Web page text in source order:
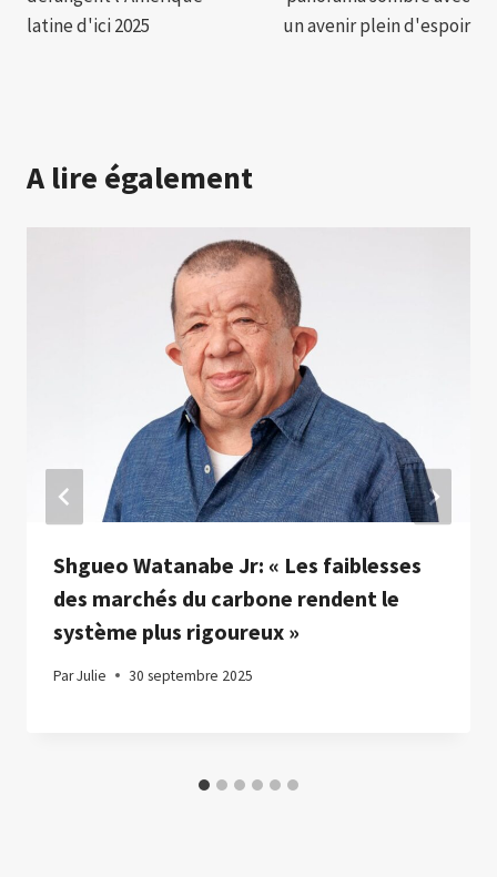
latine d'ici 2025
un avenir plein d'espoir
A lire également
Shgueo Watanabe Jr: « Les faiblesses
des marchés du carbone rendent le
système plus rigoureux »
ParJulie 30 septembre 2025